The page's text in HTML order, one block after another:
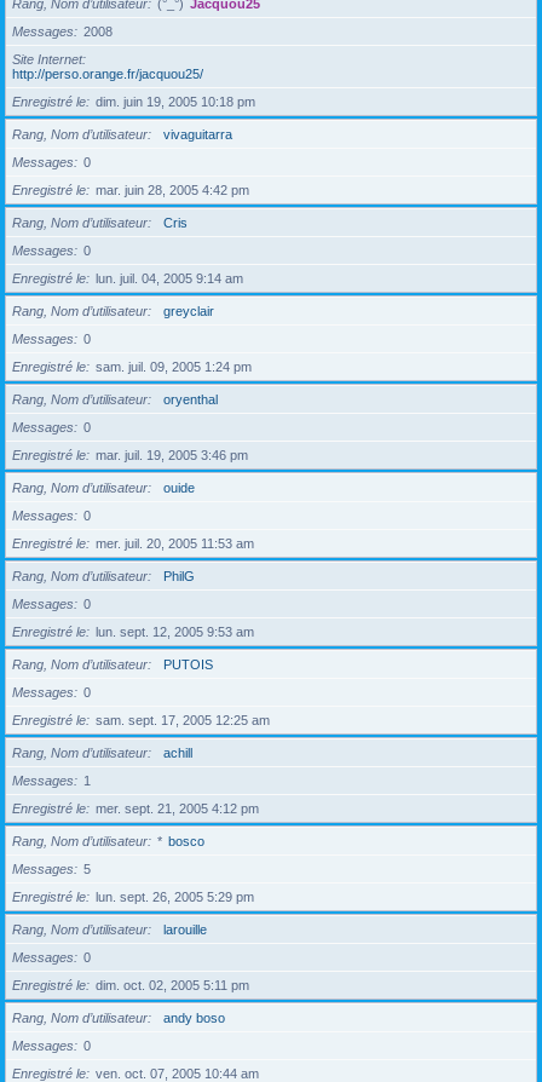
Rang, Nom d’utilisateur (°_°) Jacquou25
Messages
2008
Site Internet
http://perso.orange.fr/jacquou25/
Enregistré le
dim. juin 19, 2005 10:18 pm
Rang, Nom d’utilisateur
vivaguitarra
Messages
0
Enregistré le
mar. juin 28, 2005 4:42 pm
Rang, Nom d’utilisateur
Cris
Messages
0
Enregistré le
lun. juil. 04, 2005 9:14 am
Rang, Nom d’utilisateur
greyclair
Messages
0
Enregistré le
sam. juil. 09, 2005 1:24 pm
Rang, Nom d’utilisateur
oryenthal
Messages
0
Enregistré le
mar. juil. 19, 2005 3:46 pm
Rang, Nom d’utilisateur
ouide
Messages
0
Enregistré le
mer. juil. 20, 2005 11:53 am
Rang, Nom d’utilisateur
PhilG
Messages
0
Enregistré le
lun. sept. 12, 2005 9:53 am
Rang, Nom d’utilisateur
PUTOIS
Messages
0
Enregistré le
sam. sept. 17, 2005 12:25 am
Rang, Nom d’utilisateur
achill
Messages
1
Enregistré le
mer. sept. 21, 2005 4:12 pm
Rang, Nom d’utilisateur * bosco
Messages
5
Enregistré le
lun. sept. 26, 2005 5:29 pm
Rang, Nom d’utilisateur
larouille
Messages
0
Enregistré le
dim. oct. 02, 2005 5:11 pm
Rang, Nom d’utilisateur
andy boso
Messages
0
Enregistré le
ven. oct. 07, 2005 10:44 am